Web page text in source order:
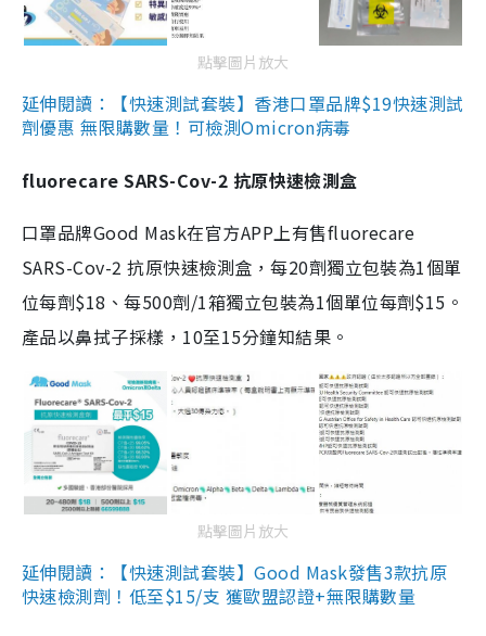
點擊圖片放大
延伸閱讀：【快速測試套裝】香港口罩品牌$19快速測試
劑優惠 無限購數量！可檢測Omicron病毒
fluorecare SARS-Cov-2 抗原快速檢測盒
口罩品牌Good Mask在官方APP上有售fluorecare
SARS-Cov-2 抗原快速檢測盒，每20劑獨立包裝為1個單
位每劑$18、每500劑/1箱獨立包裝為1個單位每劑$15。
產品以鼻拭子採樣，10至15分鐘知結果。
點擊圖片放大
延伸閱讀：【快速測試套裝】Good Mask發售3款抗原
快速檢測劑！低至$15/支 獲歐盟認證+無限購數量